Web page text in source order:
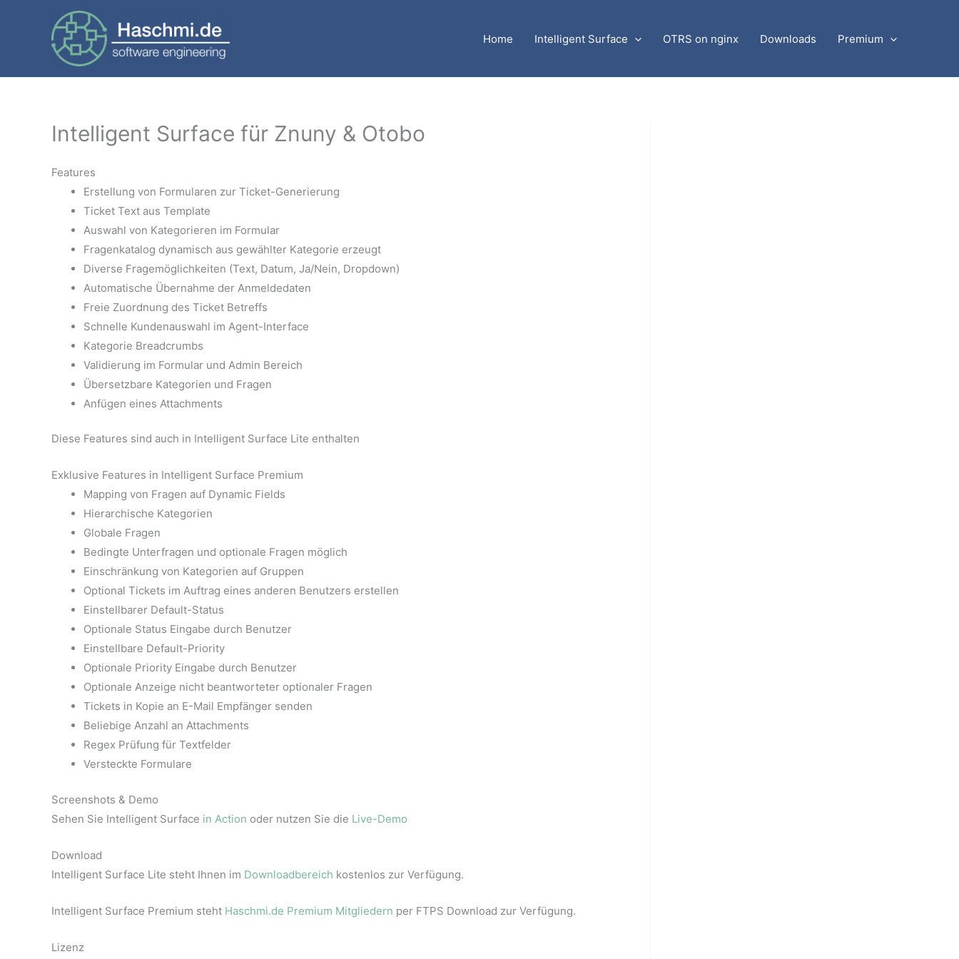
Home Intelligent Surface OTRS on nginx Downloads Premium
Intelligent Surface für Znuny & Otobo
Features
Erstellung von Formularen zur Ticket-Generierung
Ticket Text aus Template
Auswahl von Kategorieren im Formular
Fragenkatalog dynamisch aus gewählter Kategorie erzeugt
Diverse Fragemöglichkeiten (Text, Datum, Ja/Nein, Dropdown)
Automatische Übernahme der Anmeldedaten
Freie Zuordnung des Ticket Betreffs
Schnelle Kundenauswahl im Agent-Interface
Kategorie Breadcrumbs
Validierung im Formular und Admin Bereich
Übersetzbare Kategorien und Fragen
Anfügen eines Attachments
Diese Features sind auch in Intelligent Surface Lite enthalten
Exklusive Features in Intelligent Surface Premium
Mapping von Fragen auf Dynamic Fields
Hierarchische Kategorien
Globale Fragen
Bedingte Unterfragen und optionale Fragen möglich
Einschränkung von Kategorien auf Gruppen
Optional Tickets im Auftrag eines anderen Benutzers erstellen
Einstellbarer Default-Status
Optionale Status Eingabe durch Benutzer
Einstellbare Default-Priority
Optionale Priority Eingabe durch Benutzer
Optionale Anzeige nicht beantworteter optionaler Fragen
Tickets in Kopie an E-Mail Empfänger senden
Beliebige Anzahl an Attachments
Regex Prüfung für Textfelder
Versteckte Formulare
Screenshots & Demo
Sehen Sie Intelligent Surface in Action oder nutzen Sie die Live-Demo
Download
Intelligent Surface Lite steht Ihnen im Downloadbereich kostenlos zur Verfügung.
Intelligent Surface Premium steht Haschmi.de Premium Mitgliedern per FTPS Download zur Verfügung.
Lizenz